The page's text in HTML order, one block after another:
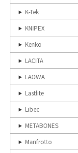
K-Tek
KNIPEX
Kenko
LACITA
LAOWA
Lastlite
Libec
METABONES
Manfrotto